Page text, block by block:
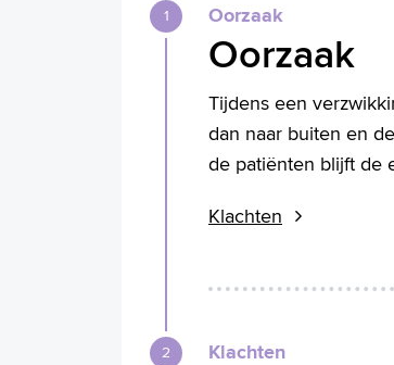
Oorzaak
Oorzaak
Tijdens een
dan naar buiten en
de patiënten blijft de
Klachten
Klachten